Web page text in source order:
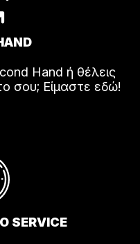
Hand ή θέλεις
σου; Είμαστε εδώ!
SERVICE